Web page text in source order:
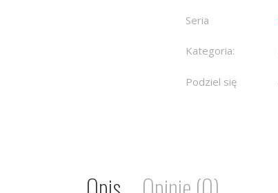
Seria
Kategoria:
Podziel się